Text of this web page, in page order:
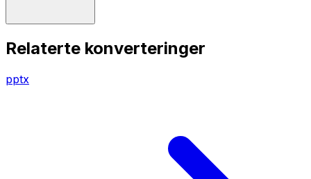
Relaterte konverteringer
pptx